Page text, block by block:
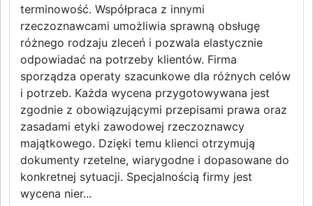
terminowość. Współpraca z innymi
rzeczoznawcami umożliwia sprawną obsługę
różnego rodzaju zleceń i pozwala elastycznie
odpowiadać na potrzeby klientów. Firma
sporządza operaty szacunkowe dla różnych celów
i potrzeb. Każda wycena przygotowywana jest
zgodnie z obowiązującymi przepisami prawa oraz
zasadami etyki zawodowej rzeczoznawcy
majątkowego. Dzięki temu klienci otrzymują
dokumenty rzetelne, wiarygodne i dopasowane do
konkretnej sytuacji. Specjalnością firmy jest
wycena nier...